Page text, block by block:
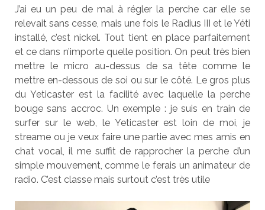
J’ai eu un peu de mal à régler la perche car elle se
relevait sans cesse, mais une fois le Radius III et le Yéti
installé, c’est nickel. Tout tient en place parfaitement
et ce dans n’importe quelle position. On peut très bien
mettre le micro au-dessus de sa tête comme le
mettre en-dessous de soi ou sur le côté. Le gros plus
du Yeticaster est la facilité avec laquelle la perche
bouge sans accroc. Un exemple : je suis en train de
surfer sur le web, le Yeticaster est loin de moi, je
streame ou je veux faire une partie avec mes amis en
chat vocal, il me suffit de rapprocher la perche d’un
simple mouvement, comme le ferais un animateur de
radio. C’est classe mais surtout c’est très utile